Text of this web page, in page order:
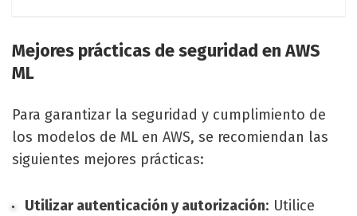
Mejores prácticas de seguridad en AWS
ML
Para garantizar la seguridad y cumplimiento de
los modelos de ML en AWS, se recomiendan las
siguientes mejores prácticas:
Utilizar autenticación y autorización: Utilice